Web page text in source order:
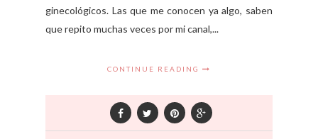
ginecológicos. Las que me conocen ya algo, saben
que repito muchas veces por mi canal,...
CONTINUE READING